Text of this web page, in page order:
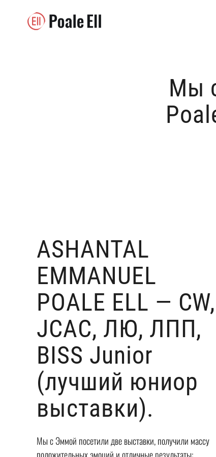
Мы
ASHANTAL
EMMANUEL
POALE ELL — CW,
JCAC, ЛЮ, ЛПП,
ВISS Junior
(лучший юниор
выставки).
Мы с Эммой посетили две выставки, получили массу